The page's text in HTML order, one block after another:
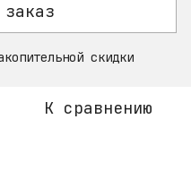
скидки
К сравнению